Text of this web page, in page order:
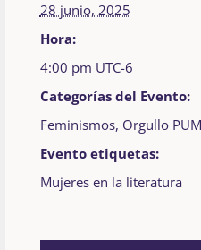
28 junio, 2025
Hora:
4:00 pm UTC-6
Categorías del Evento:
Feminismos, Orgullo
Evento etiquetas:
Mujeres en la literatura